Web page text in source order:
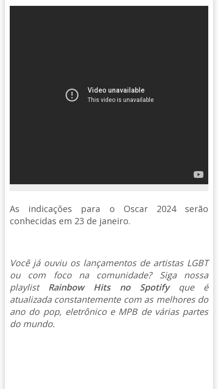
As indicações para o Oscar 2024 serão
conhecidas em 23 de janeiro.
Você já ouviu os lançamentos de artistas LGBT
ou com foco na comunidade? Siga nossa
playlist Rainbow Hits no Spotify que é
atualizada constantemente com as melhores do
ano do pop, eletrônico e MPB de várias partes
do mundo.